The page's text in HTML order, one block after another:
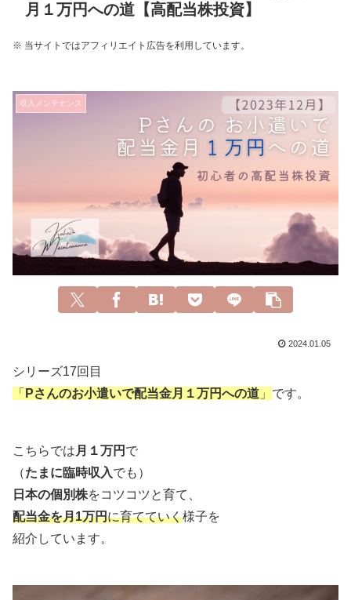
月１万円への道【高配当株投資】
※ 当サイトではアフィリエイト広告を利用しています。
収入メンテナンス
2024.01.05
シリーズ17回目
「 Pさんのお小遣いで配当金月１万円への道 」 です。
こちらでは 月１万円 で
（たまに臨時収入でも）
日本の個別株をコツコツと育て、
配当金を月1万円に育てていく様子を
紹介しています。